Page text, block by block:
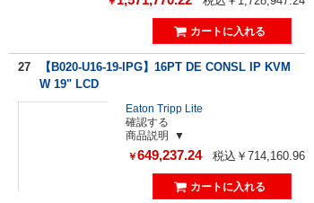
27
【B020-U16-19-IPG】16PT DE CONSL IP KVM
W 19" LCD
Eaton Tripp Lite
確認する
商品説明
￥649,237.24 税込￥714,160.96